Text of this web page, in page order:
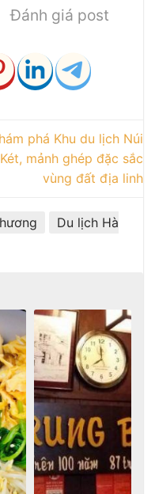
Đánh giá post
phá Khu du lịch Núi
Két, mảnh ghép đặc sắc
vùng đất địa linh
Du lịch Hà